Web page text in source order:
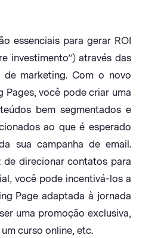
essenciais para gerar ROI
investimento”) através das
de marketing. Com o novo
Pages, você pode criar uma
bem segmentados e
ao que é esperado
sua campanha de email.
de direcionar contatos para
você pode incentivá-los a
Page adaptada à jornada
uma promoção exclusiva,
curso online, etc.